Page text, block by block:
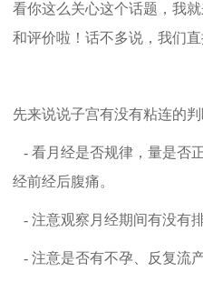
看你这么关心这个话题，我
和评价啦！话不多说，我们直
先来说说子宫有没有粘连的判
- 看月经是否规律，量是否
经前经后腹痛。
- 注意观察月经期间有没有
- 注意是否有不孕、反复流